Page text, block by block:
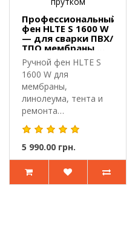
Профессиональный
фен HLTE S 1600 W
— для сварки ПВХ/
ТПО мембраны,
тента, лайнера,
пластика прутком
Ручной фен HLTE S
1600 W для
мембраны,
линолеума, тента и
ремонта
пластика.Профессиональный
фен HLTE..
5 990.00 грн.